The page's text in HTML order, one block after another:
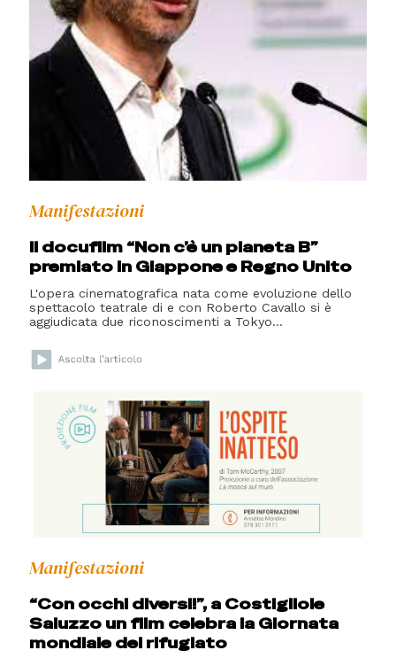
Manifestazioni
Il docufilm “Non c’è un pianeta B”
premiato in Giappone e Regno Unito
L'opera cinematografica nata come evoluzione dello
spettacolo teatrale di e con Roberto Cavallo si è
aggiudicata due riconoscimenti a Tokyo...
Manifestazioni
“Con occhi diversi!”, a Costigliole
Saluzzo un film celebra la Giornata
mondiale del rifugiato